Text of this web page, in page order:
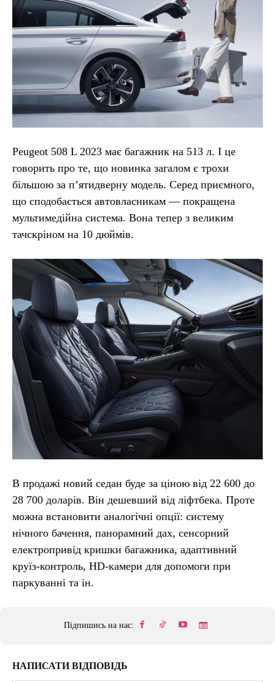
Peugeot 508 L 2023 має багажник на 513 л. І це
говорить про те, що новинка загалом є трохи
більшою за п’ятидверну модель. Серед приємного,
що сподобається автовласникам — покращена
мультимедійна система. Вона тепер з великим
тачскріном на 10 дюймів.
В продажі новий седан буде за ціною від 22 600 до
28 700 доларів. Він дешевший від ліфтбека. Проте
можна встановити аналогічні опції: систему
нічного бачення, панорамний дах, сенсорний
електропривід кришки багажника, адаптивний
круїз-контроль, HD-камери для допомоги при
паркуванні та ін.
Підпишись на нас:
НАПИСАТИ ВІДПОВІДЬ